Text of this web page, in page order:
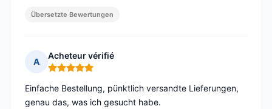
Übersetzte Bewertungen
A
Acheteur vérifié
Hinweis: 5 von 5
Einfache Bestellung, pünktlich versandte Lieferungen,
genau das, was ich gesucht habe.